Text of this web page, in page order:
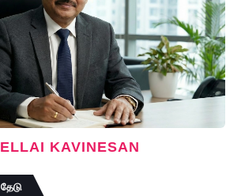
KAVINESAN